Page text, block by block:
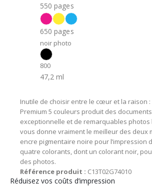
550 pages
650 pages
noir photo
800
47,2 ml
Inutile de choisir entre le cœur et la raison :
Premium 5 couleurs produit des
exceptionnelle et de remarquables photos
vous donne vraiment le meilleur des deux
encre pigmentaire noire pour l’impression
quatre colorants, dont un colorant noir,
des photos.
Référence produit : C13T02G74010
Réduisez vos coûts d’impression